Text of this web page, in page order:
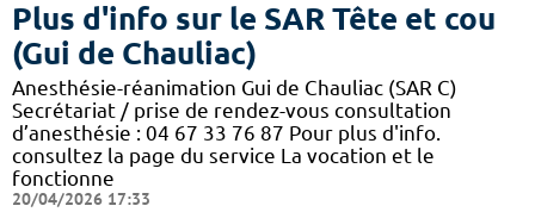
Plus d'info sur le SAR Tête et cou
(Gui de Chauliac)
Anesthésie-réanimation Gui de Chauliac (SAR C)
Secrétariat / prise de rendez-vous consultation
d’anesthésie : 04 67 33 76 87 Pour plus d'info.
consultez la page du service La vocation et le
fonctionne
20/04/2026 17:33